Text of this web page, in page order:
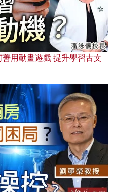
用動畫遊戲 提升學習古文